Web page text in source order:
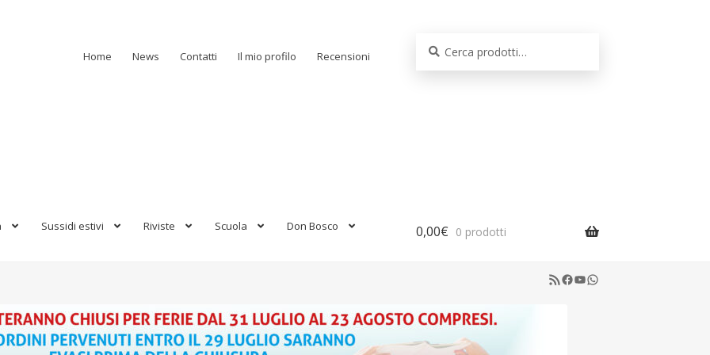
Home News Contatti Il mio profilo Recensioni
Sussidi estivi Riviste Scuola Don Bosco 0,00€ 0 prodotti
RSS Feed
Facebook
YouTube
WhatsApp